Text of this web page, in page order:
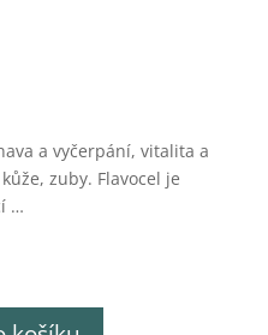
a vyčerpání, vitalita a
zuby. Flavocel je
…